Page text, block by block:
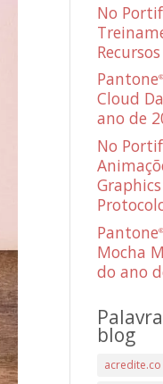
No
Pantone®
Cloud
ano de
No
Pantone®
Mocha
do ano
blog
acredite.co